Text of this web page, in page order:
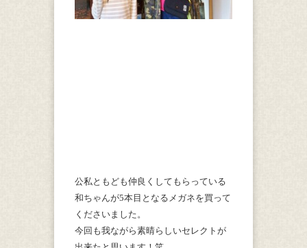
公私ともども仲良くしてもらっている
和ちゃんが5本目となるメガネを買って
くださいました。
今回も我ながら素晴らしいセレクトが